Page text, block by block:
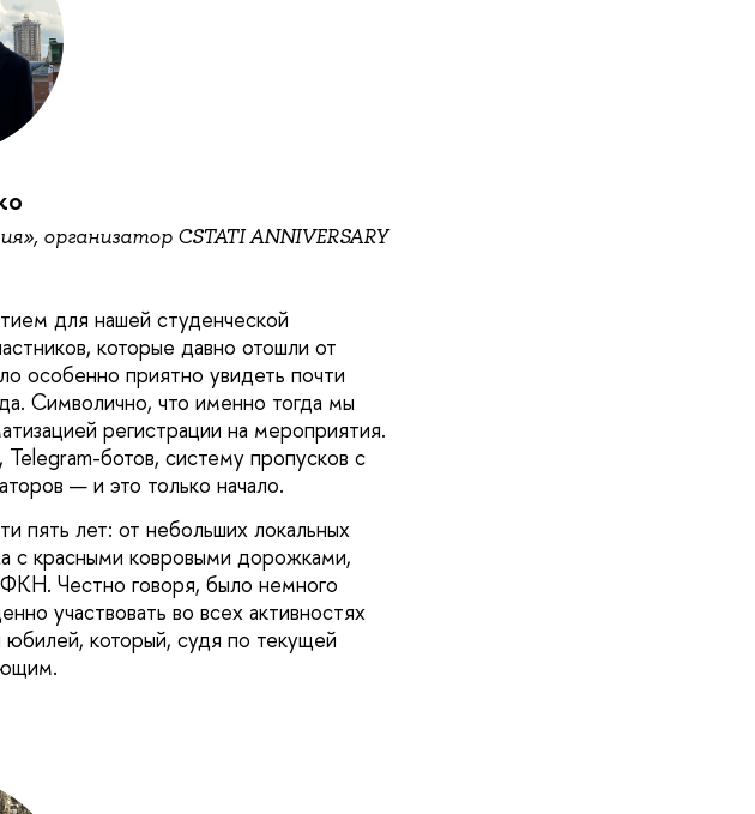
организатор CSTATI ANNIVERSARY
для нашей студенческой
которые давно отошли от
особенно приятно увидеть почти
Символично, что именно тогда мы
регистрации на мероприятия.
ботов, систему пропусков с
— и это только начало.
пять лет: от небольших локальных
с красными ковровыми дорожками,
Честно говоря, было немного
участвовать во всех активностях
который, судя по текущей